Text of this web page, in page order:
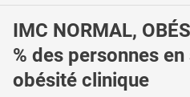
IMC NORMAL,
% des personnes
obésité clinique